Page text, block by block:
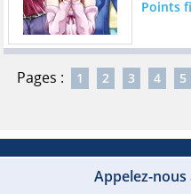
Points
Pages : 1 2 3 4 5
Appelez-nous